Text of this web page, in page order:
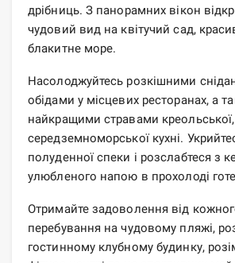
дрібниць. З панорамних вікон
чудовий вид на квітучий сад,
блакитне море.
Насолоджуйтесь розкішними
обідами у місцевих ресторанах, а
найкращими стравами креольської,
середземноморської кухні.
полуденної спеки і розслабтеся з
улюбленого напою в прохолоді
Отримайте задоволення від
перебування на чудовому пляжі,
гостинному клубному будинку,